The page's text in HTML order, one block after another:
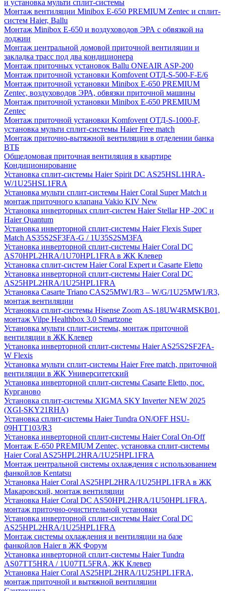
и установка мульти сплит-системы
Монтаж вентиляции Minibox E-650 PREMIUM Zentec и сплит-
систем Haier, Ballu
Монтаж Minibox E-650 и воздуховодов ЭРА с обвязкой на
лоджии
Монтаж центральной домовой приточной вентиляции и
закладка трасс под два кондиционера
Монтаж приточных установок Ballu ONEAIR ASP-200
Монтаж приточной установки Komfovent ОТД-S-500-F-E/6
Монтаж приточной установки Minibox E-650 PREMIUM
Zentec, воздуховодов ЭРА, обвязки приточной машины
Монтаж приточной установки Minibox E-650 PREMIUM
Zentec
Монтаж приточной установки Komfovent ОТД-S-1000-F,
установка мульти сплит-системы Haier Free match
Монтаж приточно-вытяжной вентиляции в отделении банка
ВТБ
Общедомовая приточная вентиляция в квартире
Кондиционирование
Установка сплит-системы Haier Spirit DC AS25HSL1HRA-
W/1U25HSL1FRA
Установка мульти сплит-системы Haier Coral Super Match и
монтаж приточного клапана Vakio KIV New
Установка инверторных сплит-систем Haier Stellar HP -20С и
Haier Quantum
Установка инверторной сплит-системы Haier Flexis Super
Match AS35S2SF3FA-G / 1U35S2SM3FA
Установка инверторной сплит-системы Haier Coral DC
AS70HPL2HRA/1U70HPL1FRA в ЖК Клевер
Установка сплит-систем Haier Coral Expert и Casarte Eletto
Установка инверторной сплит-системы Haier Coral DC
AS25HPL2HRA/1U25HPL1FRA
Установка Casarte Triano CAS25MW1/R3 – W/G/1U25MW1/R3,
монтаж вентиляции
Установка сплит-системы Hisense Zoom AS-18UW4RMSKB01,
монтаж Vilpe Healthbox 3.0 Smartzone
Установка мульти сплит-системы, монтаж приточной
вентиляции в ЖК Клевер
Установка инверторной сплит-системы Haier AS25S2SF2FA-
W Flexis
Установка мульти сплит-системы Haier Free match, приточной
вентиляции в ЖК Университетский
Установка инверторной сплит-системы Casarte Eletto, пос.
Курганово
Установка сплит-системы XIGMA SKY Inverter NEW 2025
(XGI-SKY21RHA)
Установка сплит-системы Haier Tundra ON/OFF HSU-
09HTT103/R3
Установка инверторной сплит-системы Haier Coral On-Off
Монтаж E-650 PREMIUM Zentec, установка сплит-системы
Haier Coral AS25HPL2HRA/1U25HPL1FRA
Монтаж центральной системы охлаждения с использованием
фанкойлов Kentatsu
Установка Haier Coral AS25HPL2HRA/1U25HPL1FRA в ЖК
Макаровский, монтаж вентиляции
Установка Haier Coral DC AS50HPL2HRA/1U50HPL1FRA,
монтаж приточно-очистительной установки
Установка инверторной сплит-системы Haier Coral DC
AS25HPL2HRA/1U25HPL1FRA
Монтаж системы охлаждения и вентиляции на базе
фанкойлов Haier в ЖК Форум
Установка инверторной сплит-системы Haier Tundra
AS07TT5HRA / 1U07TL5FRA, ЖК Клевер
Установка Haier Coral AS25HPL2HRA/1U25HPL1FRA,
монтаж приточной и вытяжной вентиляции